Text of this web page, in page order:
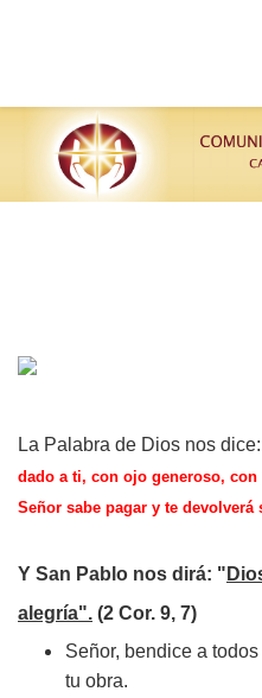
La Palabra de Dios nos dice:
dado a ti, con ojo generoso,
Señor sabe pagar y te devolverá
Y San Pablo nos dirá: "
alegría". (2 Cor. 9, 7)
Señor, bendice a
tu obra.